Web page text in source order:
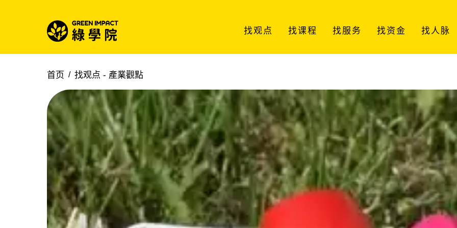
找观点 找课程 找服务 找资金 找人脉
首页 找观点 - 產業觀點